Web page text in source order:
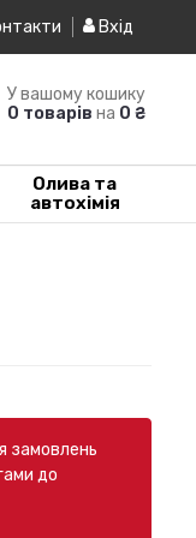
Вхід
У вашому кошику
0 товарів на 0 ₴
Олива та
автохімія
замовлень
до